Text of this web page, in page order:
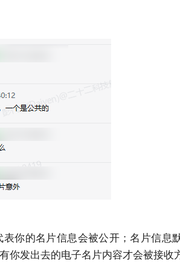
你的名片信息会被公开；名片信息
发出去的电子名片内容才会被接收